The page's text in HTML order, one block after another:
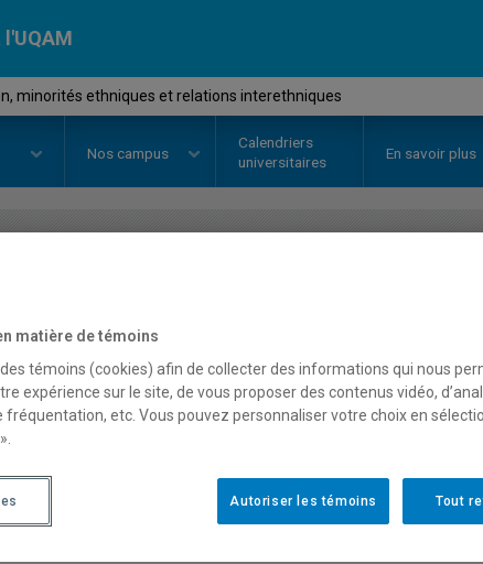
minorités ethniques et relations interethniques
Nos campus
Calendriers
universitaires
En savoir plus
Immigration,
relations interethniques
Description Horaire - Été 2026 Horaire -
matière de témoins
des témoins (cookies) afin de collecter des informations qui nous
expérience sur le site, de vous proposer des contenus vidéo,
fréquentation, etc. Vous pouvez personnaliser votre choix en
Tout
Autoriser les témoins